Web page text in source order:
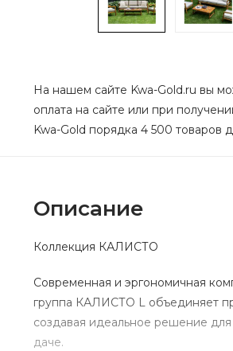
На нашем сайте Kwa-Gold.ru вы
оплата на сайте или при
Kwa-Gold порядка 4 500 товаров
Описание
Коллекция КАЛИСТО
Современная и эргономичная
группа КАЛИСТО L объединяет
создавая идеальное решение
даче.